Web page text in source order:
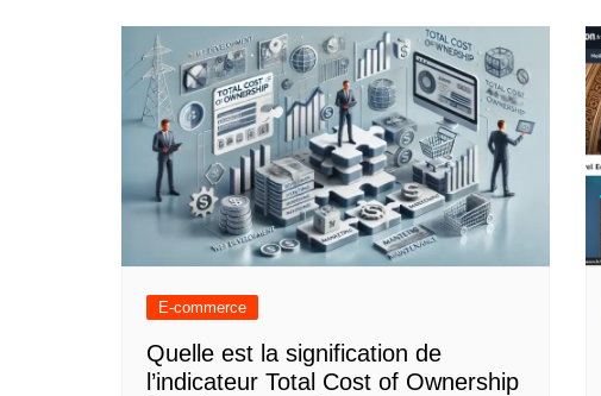
E-commerce
Quelle est la signification de
l’indicateur Total Cost of Ownership